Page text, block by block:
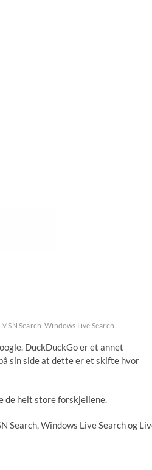
MSN Search Windows Live Search
DuckDuckGo er et annet
sin side at dette er et skifte hvor
de helt store forskjellene.
Search, Windows Live Search og